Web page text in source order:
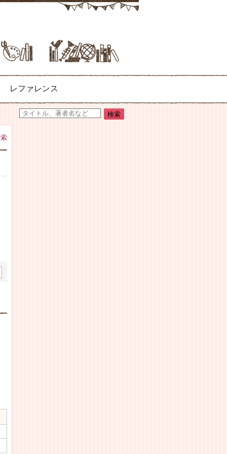
レファレンス